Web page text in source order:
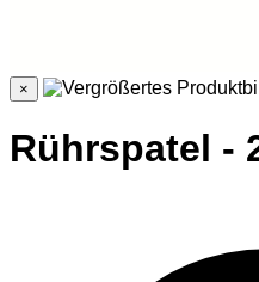
×
Rührspatel -